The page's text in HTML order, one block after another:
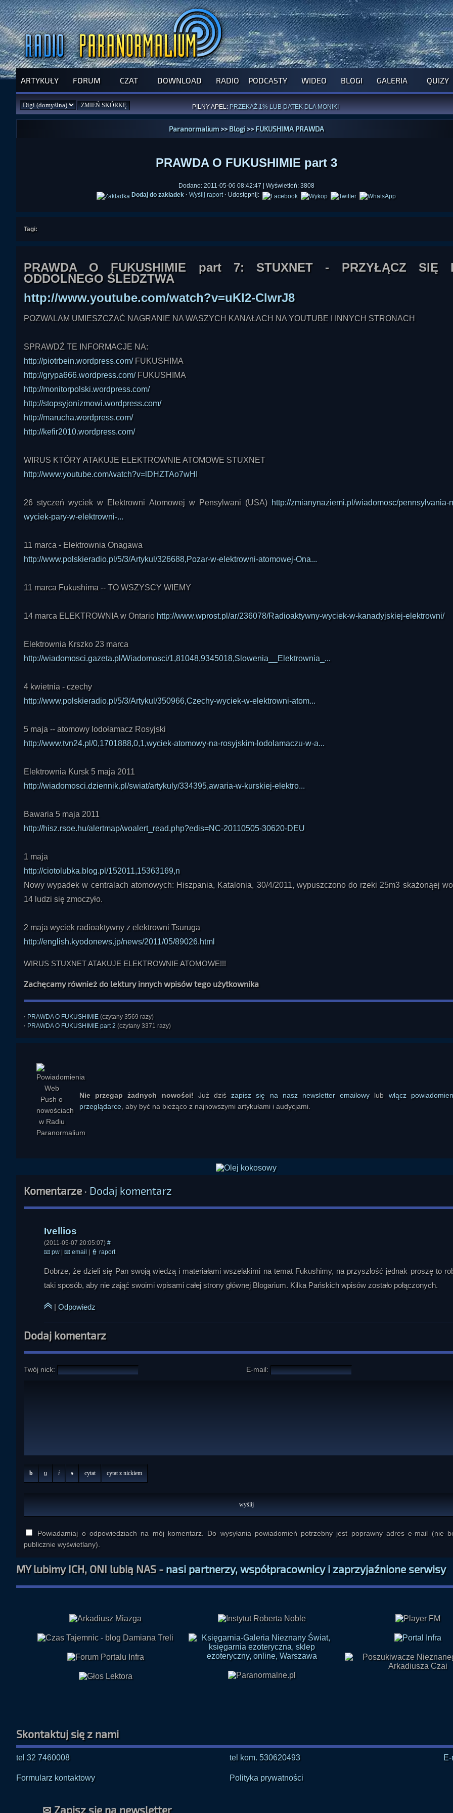
ARTYKUŁY FORUM CZAT DOWNLOAD RADIO PODCASTY WIDEO BLOGI GALERIA QUIZY
SPRAWDŹ PROGRAM NA NAJBLIŻSZY TYDZIEŃ
PILNY APEL: PRZEKAŻ 1% LUB DATEK DLA MONIKI
ZAŁOŻPARANORMALNEGO BLOGAI POCZUJ SIĘ JAK REDAKTOR
Paranormalium>>Blogi>>FUKUSHIMA PRAWDA
PRAWDA O FUKUSHIMIE part 3
Dodano: 2011-05-06 08:42:47 | Wyświetleń: 3808
Dodaj do zakładek · Wyślij raport · Udostępnij:
Tagi:
PRAWDA O FUKUSHIMIE part 7: STUXNET - PRZYŁĄCZ SIĘ
ODDOLNEGO ŚLEDZTWA
http://www.youtube.com/watch?v=uKl2-ClwrJ8
POZWALAM UMIESZCZAĆ NAGRANIE NA WASZYCH KANAŁACH NA YOUTUBE I INNYCH STRONACH
SPRAWDŹ TE INFORMACJE NA:
http://piotrbein.wordpress.com/FUKUSHIMA
http://grypa666.wordpress.com/FUKUSHIMA
http://monitorpolski.wordpress.com/
http://stopsyjonizmowi.wordpress.com/
http://marucha.wordpress.com/
http://kefir2010.wordpress.com/
WIRUS KTÓRY ATAKUJE ELEKTROWNIE ATOMOWE STUXNET
http://www.youtube.com/watch?v=lDHZTAo7wHI
26 styczeń wyciek w Elektrowni Atomowej w Pensylwani (USA) http://zmianynaziemi.pl/wiadomosc/pennsylvania-
wyciek-pary-w-elektrowni-...
11 marca - Elektrownia Onagawa
http://www.polskieradio.pl/5/3/Artykul/326688,Pozar-w-elektrowni-atomowej-Ona...
11 marca Fukushima -- TO WSZYSCY WIEMY
14 marca ELEKTROWNIA w Ontario http://www.wprost.pl/ar/236078/Radioaktywny-wyciek-w-kanadyjskiej-elektrowni/
Elektrownia Krszko 23 marca
http://wiadomosci.gazeta.pl/Wiadomosci/1,81048,9345018,Slowenia__Elektrownia_...
4 kwietnia - czechy
http://www.polskieradio.pl/5/3/Artykul/350966,Czechy-wyciek-w-elektrowni-atom...
5 maja -- atomowy lodołamacz Rosyjski
http://www.tvn24.pl/0,1701888,0,1,wyciek-atomowy-na-rosyjskim-lodolamaczu-w-a...
Elektrownia Kursk 5 maja 2011
http://wiadomosci.dziennik.pl/swiat/artykuly/334395,awaria-w-kurskiej-elektro...
Bawaria 5 maja 2011
http://hisz.rsoe.hu/alertmap/woalert_read.php?edis=NC-20110505-30620-DEU
1 maja
http://ciotolubka.blog.pl/152011,15363169,n
Nowy wypadek w centralach atomowych: Hiszpania, Katalonia, 30/4/2011, wypuszczono do rzeki 25m3 skażonąej
14 ludzi się zmoczyło.
2 maja wyciek radioaktywny z elektrowni Tsuruga
http://english.kyodonews.jp/news/2011/05/89026.html
WIRUS STUXNET ATAKUJE ELEKTROWNIE ATOMOWE!!!
Zachęcamy również do lektury innych wpisów tego użytkownika
· PRAWDA O FUKUSHIMIE (czytany 3569 razy)
· PRAWDA O FUKUSHIMIE part 2 (czytany 3371 razy)
Nie przegap żadnych nowości! Już dziśzapisz się na nasz newsletter emailowy lub włącz
przeglądarce, aby być na bieżąco z najnowszymi artykułami i audycjami.
Komentarze· Dodaj komentarz
Ivellios
(2011-05-07 20:05:07) #
📧 pw 📧 email 👮 raport
Dobrze, że dzieli się Pan swoją wiedzą i materiałami wszelakimi na temat Fukushimy, na przyszłość jednak proszę to
taki sposób, aby nie zająć swoimi wpisami całej strony głównej Blogarium. Kilka Pańskich wpisów zostało połączonych.
| Odpowiedz
Dodaj komentarz
Twój nick: E-mail:
b u i s cytat cytat z nickiem
Powiadamiaj o odpowiedziach na mój komentarz. Do wysyłania powiadomień potrzebny jest poprawny adres e-mail (nie
publicznie wyświetlany).
MY lubimy ICH, ONI lubią NAS -nasi partnerzy, współpracownicy i zaprzyjaźnione serwisy
Skontaktuj się z nami
tel 32 7460008 tel kom. 530620493
Formularz kontaktowy Polityka prywatności
✉ Zapisz się na newsletter